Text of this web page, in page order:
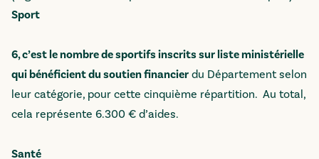
Sport
6, c’est le nombre de sportifs inscrits sur liste ministérielle
qui bénéficient du soutien financier du Département selon
leur catégorie, pour cette cinquième répartition. Au total,
cela représente 6.300 € d’aides.
Santé